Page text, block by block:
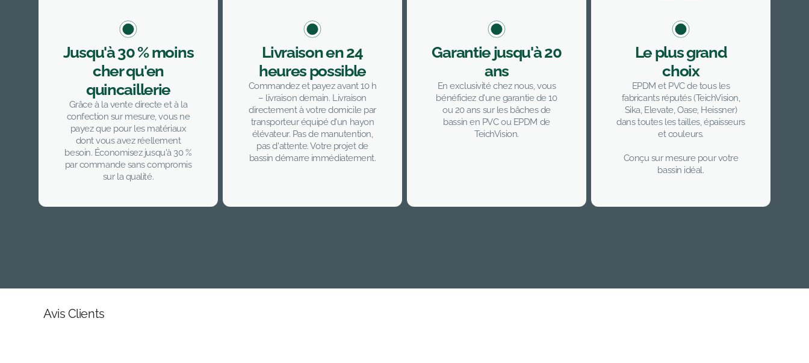
Jusqu'à 30 % moins
cher qu'en
quincaillerie
Grâce à la vente directe et à la
confection sur mesure, vous ne
payez que pour les matériaux
dont vous avez réellement
besoin. Économisez jusqu'à 30 %
par commande sans compromis
sur la qualité.
Livraison en 24
heures possible
Commandez et payez avant 10 h
– livraison demain. Livraison
directement à votre domicile par
transporteur équipé d'un hayon
élévateur. Pas de manutention,
pas d'attente. Votre projet de
bassin démarre immédiatement.
Garantie jusqu'à 20
ans
En exclusivité chez nous, vous
bénéficiez d'une garantie de 10
ou 20 ans sur les bâches de
bassin en PVC ou EPDM de
TeichVision.
Le plus grand
choix
EPDM et PVC de tous les
fabricants réputés (TeichVision,
Sika, Elevate, Oase, Heissner)
dans toutes les tailles, épaisseurs
et couleurs.
Conçu sur mesure pour votre
bassin idéal.
Avis Clients